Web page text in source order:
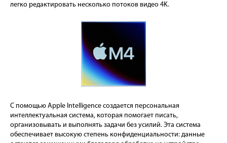
легко редактировать несколько потоков видео 4K.
С помощью Apple Intelligence создается персональная
интеллектуальная система, которая помогает писать,
организовывать и выполнять задачи без усилий. Эта система
обеспечивает высокую степень конфиденциальности: данные